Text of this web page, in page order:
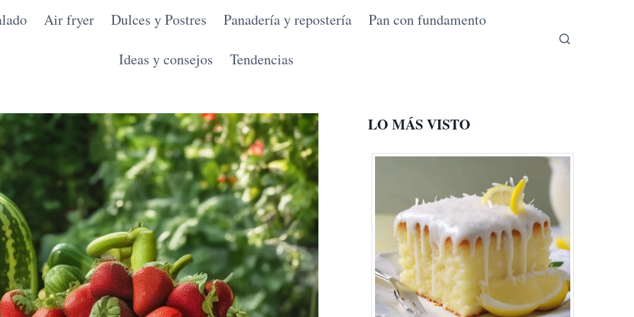
Air fryer Dulces y Postres Panadería y repostería Pan con fundamento
Ideas y consejos Tendencias
LO MÁS VISTO